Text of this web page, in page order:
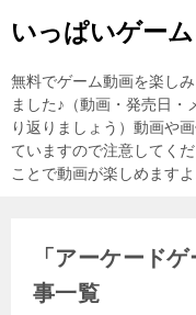
いっぱいゲー
無料でゲーム動画を楽し
ました♪（動画・発売日
り返りましょう）動画や
ていますので注意してく
ことで動画が楽しめます
「アーケード
事一覧